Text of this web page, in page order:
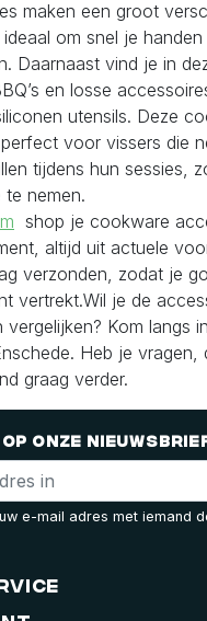
maken een groot
om snel je
Daarnaast vind je in
en losse
utensils. Deze
voor vissers die
tijdens hun sessies,
te nemen.
shop je cookware
altijd uit actuele
verzonden, zodat je
vertrekt.Wil je de
vergelijken? Kom langs
Heb je vragen,
graag verder.
onze
e-mail adres met iemand